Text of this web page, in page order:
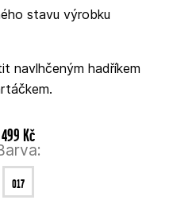
stavu výrobku
navlhčeným hadříkem
499 Kč
017